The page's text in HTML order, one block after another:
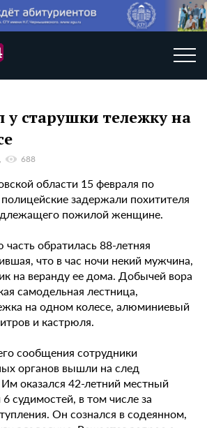
у старушки тележку на
688
области 15 февраля по
задержали похитителя
пожилой женщине.
обратилась 88-летняя
что в час ночи некий мужчина,
на веранду ее дома. Добычей вора
самодельная лестница,
на одном колесе, алюминиевый
и кастрюля.
сообщения сотрудники
органов вышли на след
оказался 42-летний местный
судимостей, в том числе за
Он сознался в содеянном,